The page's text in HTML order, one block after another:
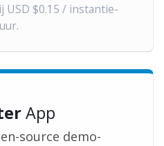
$0.15 / instantie-
uur.
App
source demo-